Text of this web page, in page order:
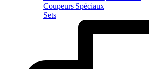
Coupeurs Spéciaux
Sets